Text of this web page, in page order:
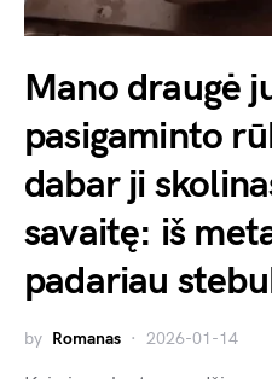
Mano draugė
pasigaminto
dabar ji
savaitę: iš
padariau
by Romanas 2026-01-14